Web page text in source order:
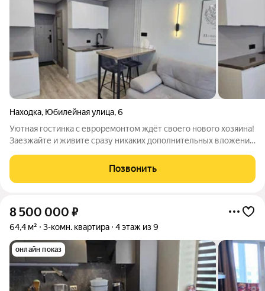
Находка, Юбилейная улица,6
Уютная гостинка с евроремонтом ждёт своего нового хозяина!
Заезжайте и живите сразу никаких дополнительных вложений
электрика и сантехника; установлены теплосчётчики.
Квартира свободна, полностью
Позвонить
8 500 000 ₽
64,4 м² 3-комн. квартира 4 этаж из 9
онлайн показ